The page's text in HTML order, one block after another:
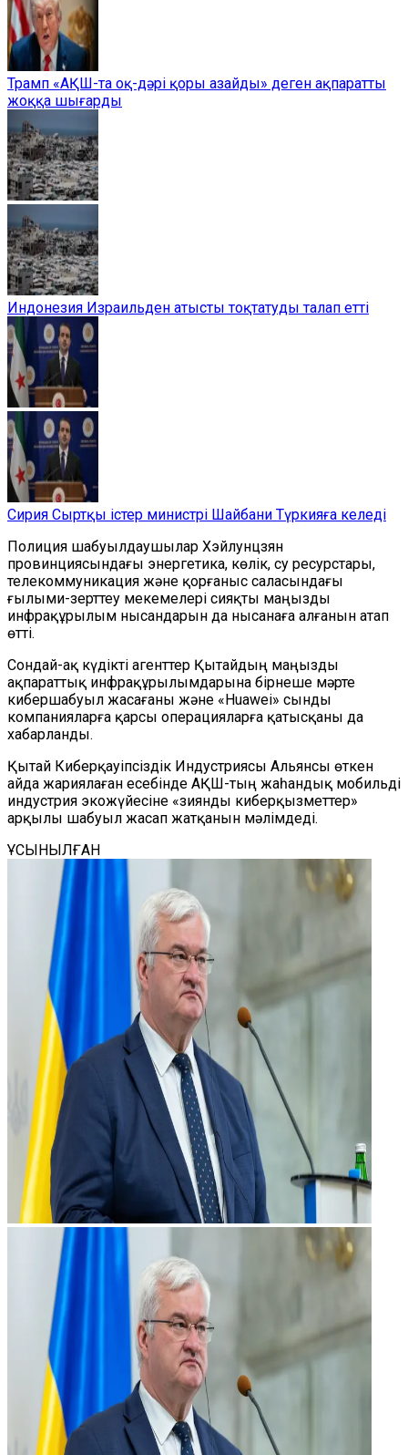
Трамп «АҚШ-та оқ-дәрі қоры азайды» деген ақпаратты
жоққа шығарды
Индонезия Израильден атысты тоқтатуды талап етті
Сирия Сыртқы істер министрі Шайбани Түркияға келеді
Полиция шабуылдаушылар Хэйлунцзян
провинциясындағы энергетика, көлік, су ресурстары,
телекоммуникация және қорғаныс саласындағы
ғылыми-зерттеу мекемелері сияқты маңызды
инфрақұрылым нысандарын да нысанаға алғанын атап
өтті.
Сондай-ақ күдікті агенттер Қытайдың маңызды
ақпараттық инфрақұрылымдарына бірнеше мәрте
кибершабуыл жасағаны және «Huawei» сынды
компанияларға қарсы операцияларға қатысқаны да
хабарланды.
Қытай Киберқауіпсіздік Индустриясы Альянсы өткен
айда жариялаған есебінде АҚШ-тың жаһандық мобильді
индустрия экожүйесіне «зиянды киберқызметтер»
арқылы шабуыл жасап жатқанын мәлімдеді.
ҰСЫНЫЛҒАН